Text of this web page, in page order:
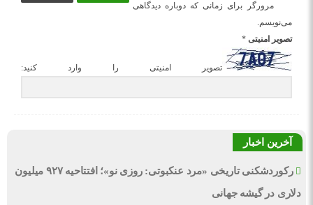
مرورگر برای زمانی که دوباره دیدگاهی
می‌نویسم.
تصویر امنیتی *
تصویر امنیتی را وارد کنید:
آخرین اخبار
رکوردشکنی تاریخی «مرد عنکبوتی: روزی نو»؛ افتتاحیه ۹۲۷ میلیون
دلاری در گیشه جهانی